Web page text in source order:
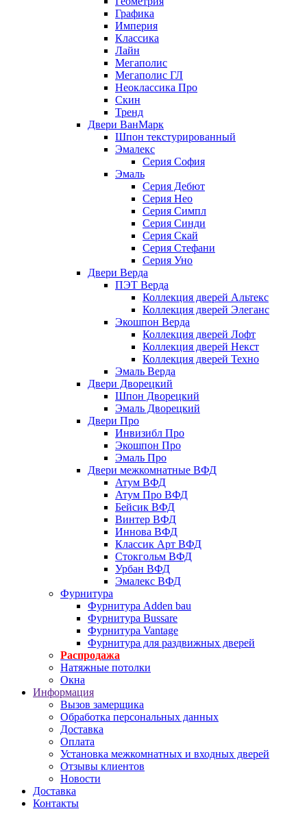
Графика
Империя
Классика
Лайн
Мегаполис
Мегаполис ГЛ
Неоклассика Про
Скин
Тренд
Двери ВанМарк
Шпон текстурированный
Эмалекс
Серия София
Эмаль
Серия Дебют
Серия Нео
Серия Симпл
Серия Синди
Серия Скай
Серия Стефани
Серия Уно
Двери Верда
ПЭТ Верда
Коллекция дверей Альтекс
Коллекция дверей Элеганс
Экошпон Верда
Коллекция дверей Лофт
Коллекция дверей Некст
Коллекция дверей Техно
Эмаль Верда
Двери Дворецкий
Шпон Дворецкий
Эмаль Дворецкий
Двери Про
Инвизибл Про
Экошпон Про
Эмаль Про
Двери межкомнатные ВФД
Атум ВФД
Атум Про ВФД
Бейсик ВФД
Винтер ВФД
Иннова ВФД
Классик Арт ВФД
Стокгольм ВФД
Урбан ВФД
Эмалекс ВФД
Фурнитура
Фурнитура Adden bau
Фурнитура Bussare
Фурнитура Vantage
Фурнитура для раздвижных дверей
Распродажа
Натяжные потолки
Окна
Информация
Вызов замерщика
Обработка персональных данных
Доставка
Оплата
Установка межкомнатных и входных дверей
Отзывы клиентов
Новости
Доставка
Контакты